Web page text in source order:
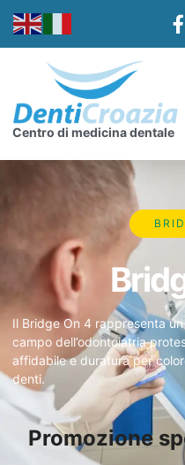
Centro di medicina dentale
Il Bridge On 4 rappresenta
campo dell’odontoiatria
affidabile e duratura per
denti.
Promozione